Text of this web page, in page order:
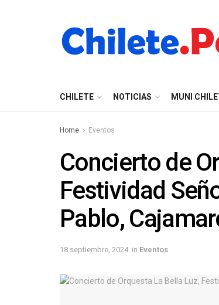
CHILETE NOTICIAS MUNI
Home Eventos
Concierto de
Festividad
Pablo,
18 septiembre, 2024 in Eventos